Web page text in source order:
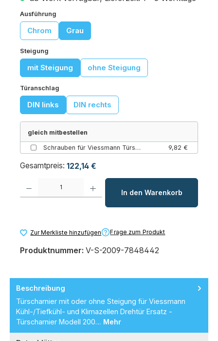
Ausführung
Chrom Grau
Steigung
mit Steigung ohne Steigung
Türanschlag
DIN links DIN rechts
gleich mitbestellen
Schrauben für Viessmann Türscharnier 8er-Set - Modell 2009 9,82 €
Gesamtpreis: 122,14 €
Produkt Anzahl: Gib den gewünschten Wert ein oder benutze die
In den Warenkorb
Zur Merkliste hinzufügen Frage zum Produkt
Produktnummer: V-S-2009-7848442
Beschreibung
Türscharnier mit oder ohne Steigung für Viessmann
Kühl-/Tiefkühl- und Klimazellen Drehtür Ersatz -
Türscharnier Modell 200… Mehr